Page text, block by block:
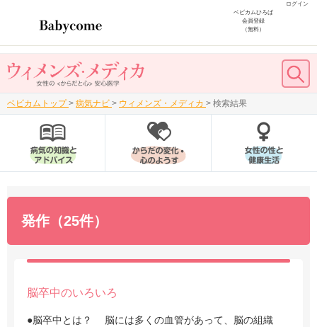
ログイン
ベビカムひろば
会員登録
（無料）
ベビカムトップ > 病気ナビ > ウィメンズ・メディカ > 検索結果
発作（25件）
脳卒中のいろいろ
●脳卒中とは？ 脳には多くの血管があって、脳の組織